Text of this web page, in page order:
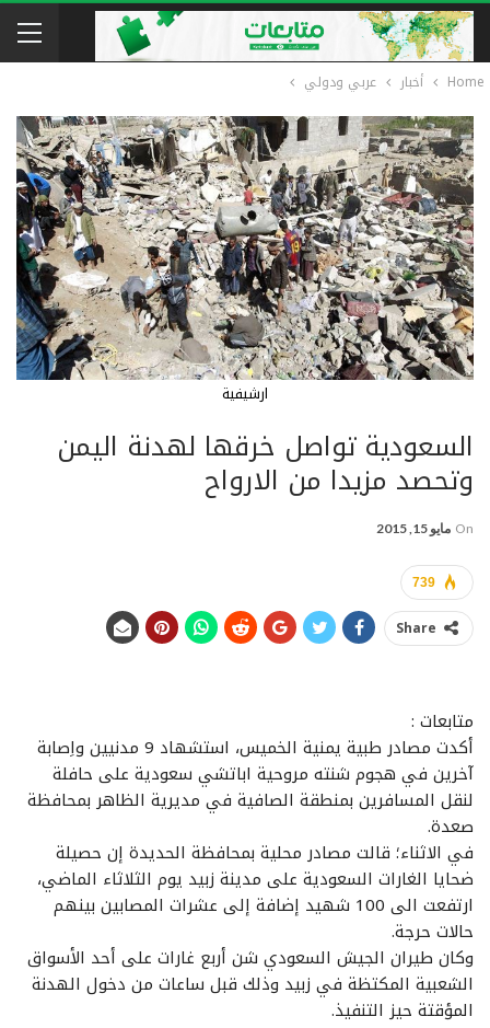
Home أخبار عربي ودولي
ارشيفية
السعودية تواصل خرقها لهدنة اليمن
وتحصد مزيدا من الارواح
On مايو 15, 2015
739
Share
متابعات :
أكدت مصادر طبية يمنية الخميس، استشهاد 9 مدنيين واِصابة
آخرين في هجوم شنته مروحية اباتشي سعودية على حافلة
لنقل المسافرين بمنطقة الصافية في مديرية الظاهر بمحافظة
صعدة.
في الاثناء؛ قالت مصادر محلية بمحافظة الحديدة إن حصيلة
ضحايا الغارات السعودية على مدينة زبيد يوم الثلاثاء الماضي،
ارتفعت الى 100 شهيد إضافة إلى عشرات المصابين بينهم
حالات حرجة.
وكان طيران الجيش السعودي شن أربع غارات على أحد الأسواق
الشعبية المكتظة في زبيد وذلك قبل ساعات من دخول الهدنة
المؤقتة حيز التنفيذ.